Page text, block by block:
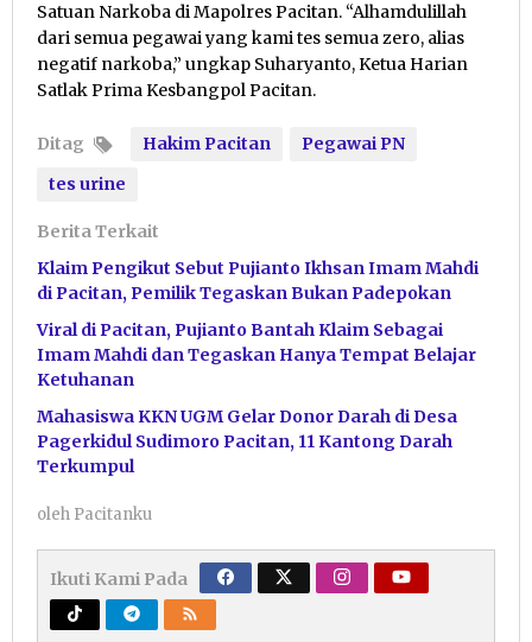
Satuan Narkoba di Mapolres Pacitan. “Alhamdulillah
dari semua pegawai yang kami tes semua zero, alias
negatif narkoba,” ungkap Suharyanto, Ketua Harian
Satlak Prima Kesbangpol Pacitan.
Ditag Hakim Pacitan
Pegawai PN
tes urine
Berita Terkait
Klaim Pengikut Sebut Pujianto Ikhsan Imam Mahdi
di Pacitan, Pemilik Tegaskan Bukan Padepokan
Viral di Pacitan, Pujianto Bantah Klaim Sebagai
Imam Mahdi dan Tegaskan Hanya Tempat Belajar
Ketuhanan
Mahasiswa KKN UGM Gelar Donor Darah di Desa
Pagerkidul Sudimoro Pacitan, 11 Kantong Darah
Terkumpul
oleh Pacitanku
Ikuti Kami Pada